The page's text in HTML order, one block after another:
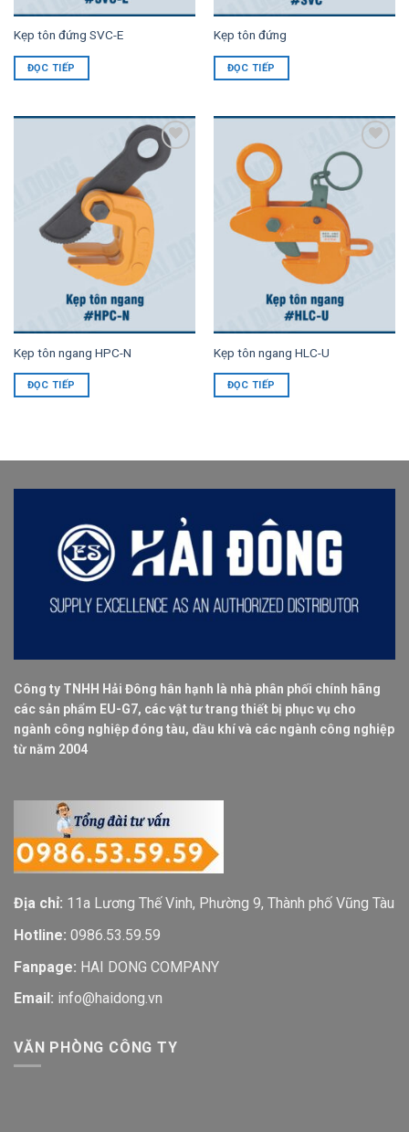
Kẹp tôn đứng SVC-E
ĐỌC TIẾP
Kẹp tôn đứng
ĐỌC TIẾP
Add to
Wishlist
Kẹp tôn ngang HPC-N
ĐỌC TIẾP
Add to
Wishlist
Kẹp tôn ngang HLC-U
ĐỌC TIẾP
Công ty TNHH Hải Đông hân hạnh là nhà phân phối chính hãng
các sản phẩm EU-G7, các vật tư trang thiết bị phục vụ cho
ngành công nghiệp đóng tàu, dầu khí và các ngành công nghiệp
từ năm 2004
Địa chỉ: 11a Lương Thế Vinh, Phường 9, Thành phố Vũng Tàu
Hotline: 0986.53.59.59
Fanpage: HAI DONG COMPANY
Email: info@haidong.vn
VĂN PHÒNG CÔNG TY